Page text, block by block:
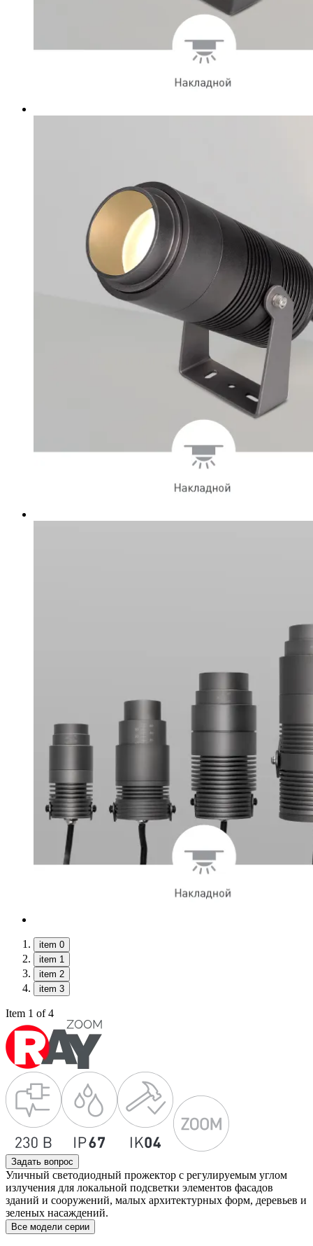
item 0
item 1
item 2
item 3
Item 1 of 4
Задать вопрос
Уличный светодиодный прожектор с регулируемым углом
излучения для локальной подсветки элементов фасадов
зданий и сооружений, малых архитектурных форм, деревьев и
зеленых насаждений.
Все модели серии